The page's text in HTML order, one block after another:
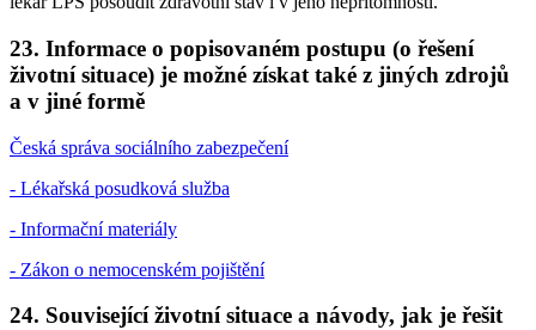
23. Informace o popisovaném postupu (o řešení
životní situace) je možné získat také z jiných zdrojů
a v jiné formě
Česká správa sociálního zabezpečení
- Lékařská posudková služba
- Informační materiály
- Zákon o nemocenském pojištění
24. Související životní situace a návody, jak je řešit